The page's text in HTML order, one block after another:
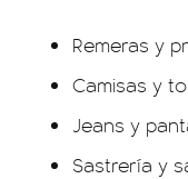
Remeras y
Camisas y
Jeans y
Sastrería y